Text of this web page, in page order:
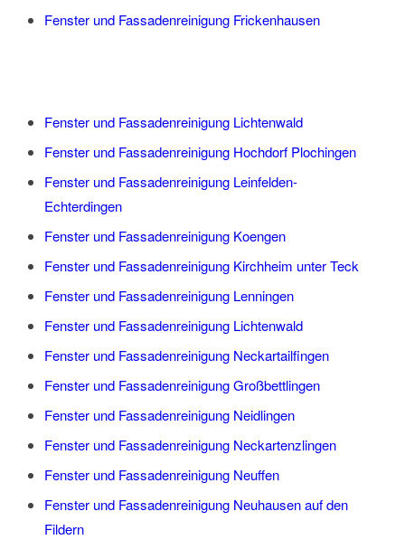
Fenster und Fassadenreinigung Frickenhausen
Fenster und Fassadenreinigung Lichtenwald
Fenster und Fassadenreinigung Hochdorf Plochingen
Fenster und Fassadenreinigung Leinfelden-
Echterdingen
Fenster und Fassadenreinigung Koengen
Fenster und Fassadenreinigung Kirchheim unter Teck
Fenster und Fassadenreinigung Lenningen
Fenster und Fassadenreinigung Lichtenwald
Fenster und Fassadenreinigung Neckartailfingen
Fenster und Fassadenreinigung Großbettlingen
Fenster und Fassadenreinigung Neidlingen
Fenster und Fassadenreinigung Neckartenzlingen
Fenster und Fassadenreinigung Neuffen
Fenster und Fassadenreinigung Neuhausen auf den
Fildern